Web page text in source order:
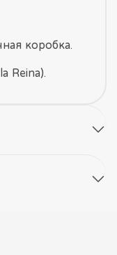
коробка.
Reina).